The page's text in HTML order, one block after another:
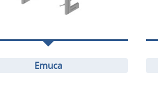
Emuca